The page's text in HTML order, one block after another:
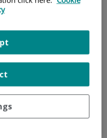
(a base de lanolina,
una piel sana durante el
al dorso de manos son un
en esta época del año,
que por razones laborales se
para evitarlo se debe
la hidratación y las cremas
para el lavado de las manos,
suaves y testados